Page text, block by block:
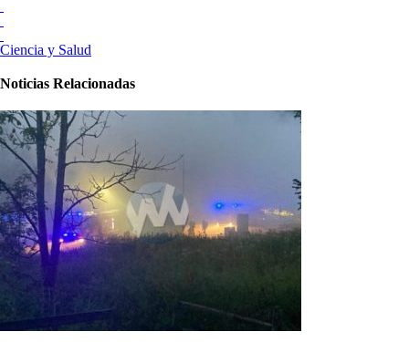
Ciencia y Salud
Noticias Relacionadas